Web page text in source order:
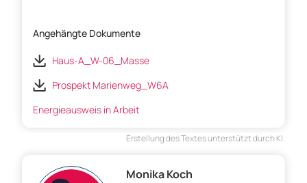
Angehängte Dokumente
Haus-A_W-06_Masse
Prospekt Marienweg_W6A
Energieausweis in Arbeit
Erstellung des Textes unterstützt durch KI.
Monika Koch